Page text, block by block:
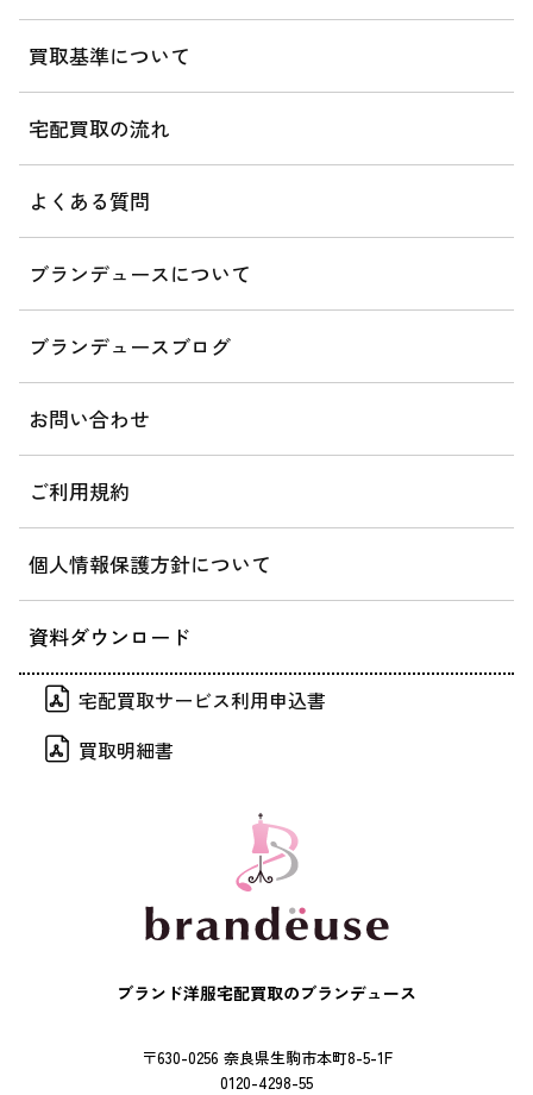
買取基準について
宅配買取の流れ
よくある質問
ブランデュースについて
ブランデュースブログ
お問い合わせ
ご利用規約
個人情報保護方針について
資料ダウンロード
宅配買取サービス利用申込書
買取明細書
ブランド洋服宅配買取のブランデュース
〒630-0256 奈良県生駒市本町8-5-1F
0120-4298-55